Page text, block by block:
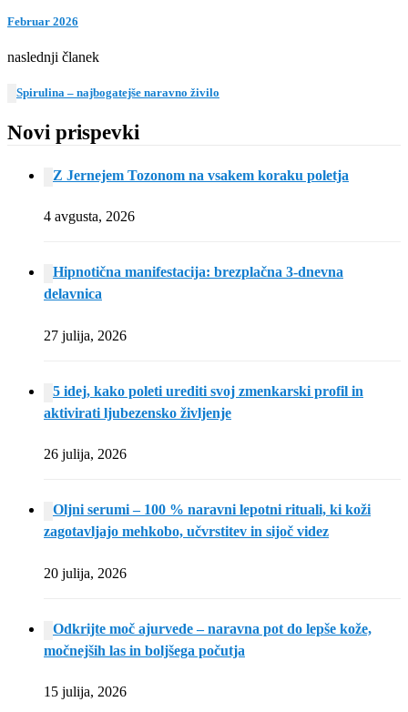
Februar 2026
naslednji članek
Spirulina – najbogatejše naravno živilo
Novi prispevki
Z Jernejem Tozonom na vsakem koraku poletja
4 avgusta, 2026
Hipnotična manifestacija: brezplačna 3-dnevna
delavnica
27 julija, 2026
5 idej, kako poleti urediti svoj zmenkarski profil in
aktivirati ljubezensko življenje
26 julija, 2026
Oljni serumi – 100 % naravni lepotni rituali, ki koži
zagotavljajo mehkobo, učvrstitev in sijoč videz
20 julija, 2026
Odkrijte moč ajurvede – naravna pot do lepše kože,
močnejših las in boljšega počutja
15 julija, 2026